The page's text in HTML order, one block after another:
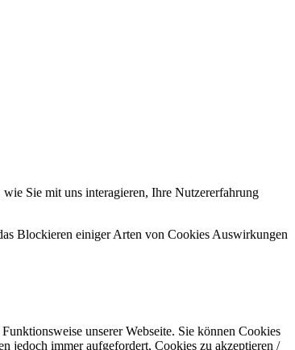
Sie mit uns interagieren, Ihre Nutzererfahrung
Blockieren einiger Arten von Cookies Auswirkungen
unserer Webseite. Sie können Cookies
jedoch immer aufgefordert, Cookies zu akzeptieren /